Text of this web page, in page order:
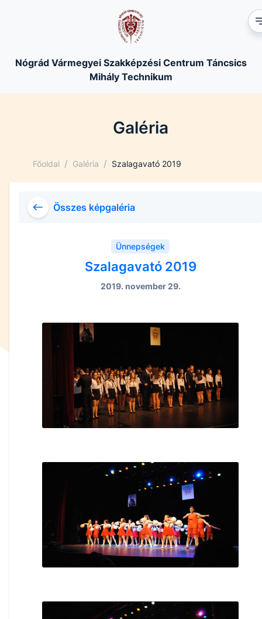
Nógrád Vármegyei Szakképzési Centrum Táncsics
Mihály Technikum
Galéria
Főoldal / Galéria / Szalagavató 2019
Összes képgaléria
Ünnepségek
Szalagavató 2019
2019. november 29.